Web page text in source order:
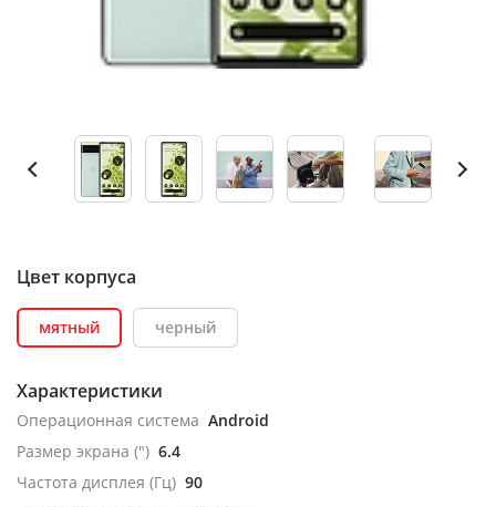
Цвет корпуса
мятный черный
Характеристики
Операционная система Android
Размер экрана (") 6.4
Частота дисплея (Гц) 90